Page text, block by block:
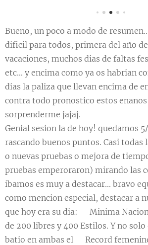
Bueno, un poco a modo de
dificil para todos, primera del año
vacaciones, muchos dias de faltas
etc... y encima como ya os habrian
dias la paliza que llevan encima de
contra todo pronostico estos enanos
sorprenderme jajaj.
Genial sesion la de hoy! quedamos
rascando buenos puntos. Casi todas
o nuevas pruebas o mejora de
pruebas emperoraron) mirando las
ibamos es muy a destacar... bravo
como mencion especial, destacar a
que hoy era su dia: 🇪🇸Minima
de 200 libres y 400 Estilos. Y no solo
batio en ambas el 🔔Record